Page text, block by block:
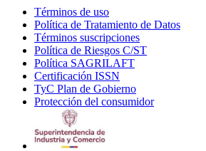
Términos de uso
in
new
window
Política de Tratamiento de Datos
Términos suscripciones
in
Política de Riesgos C/ST
Política SAGRILAFT
new
window
Certificación ISSN
in
new
TyC Plan de Gobierno
in
Protección del consumidorOpens